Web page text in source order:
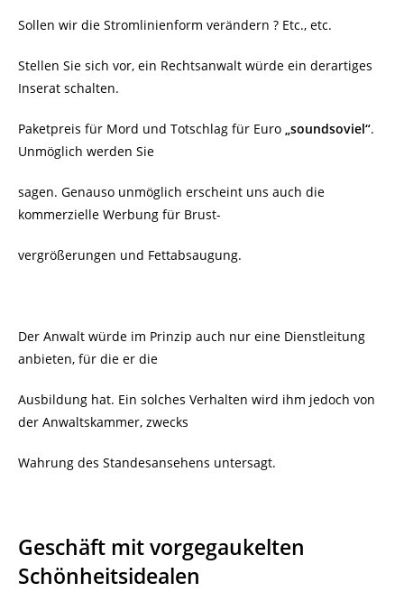
Sollen wir die Stromlinienform verändern ? Etc., etc.
Stellen Sie sich vor, ein Rechtsanwalt würde ein derartiges
Inserat schalten.
Paketpreis für Mord und Totschlag für Euro „soundsoviel“.
Unmöglich werden Sie
sagen. Genauso unmöglich erscheint uns auch die
kommerzielle Werbung für Brust-
vergrößerungen und Fettabsaugung.
Der Anwalt würde im Prinzip auch nur eine Dienstleitung
anbieten, für die er die
Ausbildung hat. Ein solches Verhalten wird ihm jedoch von
der Anwaltskammer, zwecks
Wahrung des Standesansehens untersagt.
Geschäft mit vorgegaukelten
Schönheitsidealen